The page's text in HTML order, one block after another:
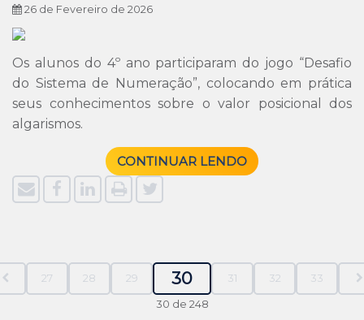
26 de Fevereiro de 2026
Os alunos do 4º ano participaram do jogo “Desafio
do Sistema de Numeração”, colocando em prática
seus conhecimentos sobre o valor posicional dos
algarismos.
CONTINUAR LENDO
27 28 29 30 31 32 33
30 de 248